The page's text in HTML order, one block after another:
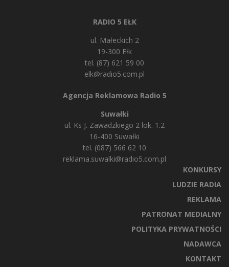
RADIO 5 EŁK
ul. Małeckich 2
19-300 Ełk
tel. (87) 621 59 00
elk@radio5.com.pl
Agencja Reklamowa Radio 5
Suwałki
ul. Ks J. Zawadzkiego 2 lok. 1.2
16-400 Suwałki
tel. (087) 566 62 10
reklama.suwalki@radio5.com.pl
KONKURSY
LUDZIE RADIA
REKLAMA
PATRONAT MEDIALNY
POLITYKA PRYWATNOŚCI
NADAWCA
KONTAKT